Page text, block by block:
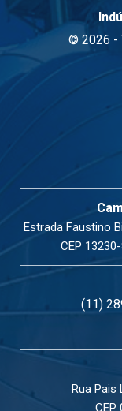
© 2026 -
Estrada Faustino
CEP
(11)
Rua Pais
CEP